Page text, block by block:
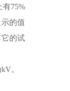
75%
的值
的试
。